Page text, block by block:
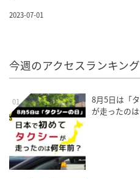
2023-07-01
今週のアクセスランキング
01
8月5日は「
が走ったの